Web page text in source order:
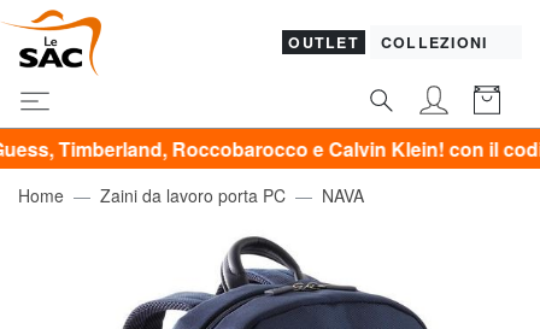
OUTLET COLLEZIONI
Roccobarocco e Calvin Klein! con il codice*:
Home Zaini da lavoro porta PC NAVA